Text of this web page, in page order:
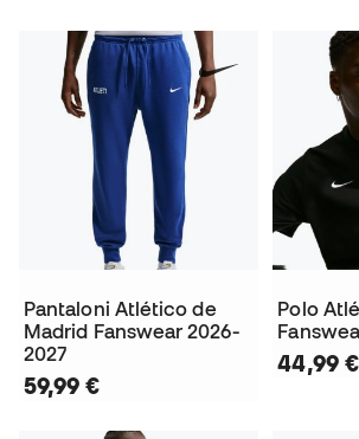
Pantaloni Atlético de
Madrid Fanswear 2026-
2027
59,99 €
Polo
44,99 €